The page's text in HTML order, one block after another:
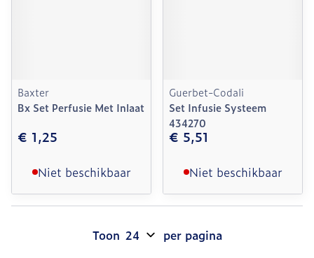
Baxter
Bx Set Perfusie Met Inlaat
€ 1,25
Niet beschikbaar
Guerbet-Codali
Set Infusie Systeem
434270
€ 5,51
Niet beschikbaar
Toon per pagina